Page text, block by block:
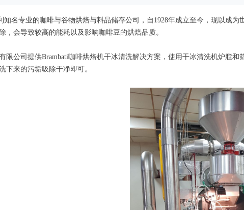
知名专业的咖啡与谷物烘焙与料品储存公司，自1928年成立至今，现以成
，会导致较高的能耗以及影响咖啡豆的烘焙品质。
限公司提供Brambati咖啡烘焙机干冰清洗解决方案，使用干冰清洗机炉膛
下来的污垢吸除干净即可。